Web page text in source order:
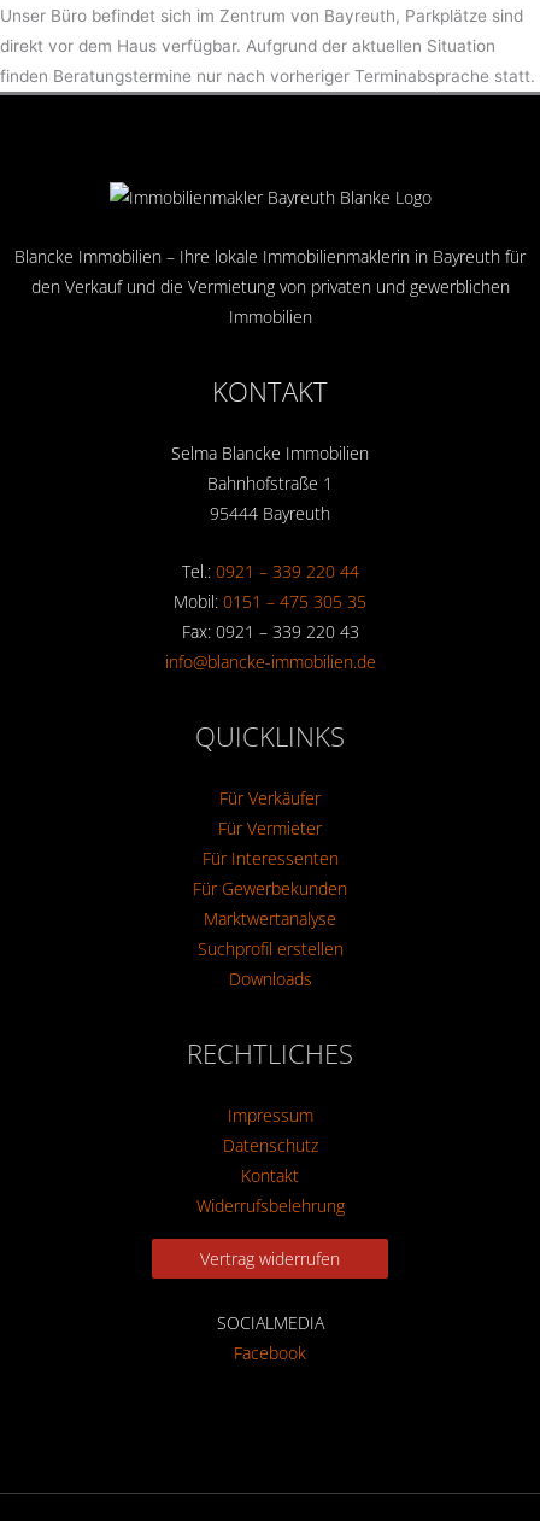
Unser Büro befindet sich im Zentrum von Bayreuth, Parkplätze sind
direkt vor dem Haus verfügbar. Aufgrund der aktuellen Situation
finden Beratungs­termine nur nach vorheriger Terminabsprache statt.
Blancke Immobilien – Ihre lokale Immobilienmaklerin in Bayreuth für
den Verkauf und die Vermietung von privaten und gewerblichen
Immobilien
KONTAKT
Selma Blancke Immobilien
Bahnhofstraße 1
95444 Bayreuth
Tel.: 0921 – 339 220 44
Mobil: 0151 – 475 305 35
Fax: 0921 – 339 220 43
info@blancke-immobilien.de
QUICKLINKS
Für Verkäufer
Für Vermieter
Für Interessenten
Für Gewerbekunden
Marktwertanalyse
Suchprofil erstellen
Downloads
RECHTLICHES
Impressum
Datenschutz
Kontakt
Widerrufsbelehrung
Vertrag widerrufen
SOCIALMEDIA
Facebook